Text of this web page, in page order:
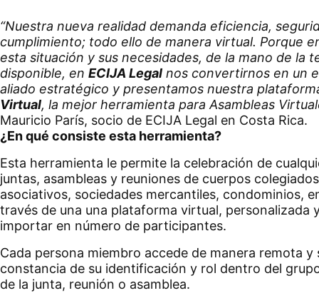
“Nuestra nueva realidad demanda eficiencia,
cumplimiento; todo ello de manera virtual. Porque
esta situación y sus necesidades, de la mano de la
disponible, en ECIJA Legal nos convertirnos en un
aliado estratégico y presentamos nuestra
Virtual, la mejor herramienta para Asambleas
Mauricio París, socio de ECIJA Legal en Costa Rica.
¿En qué consiste esta herramienta?
Esta herramienta le permite la celebración de
juntas, asambleas y reuniones de cuerpos
asociativos, sociedades mercantiles, condominios,
través de una una plataforma virtual, personalizada
importar en número de participantes.
Cada persona miembro accede de manera remota y
constancia de su identificación y rol dentro del
de la junta, reunión o asamblea.